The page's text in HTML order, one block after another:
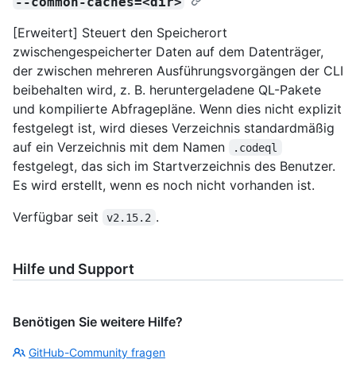
[Erweitert] Steuert den Speicherort
zwischengespeicherter Daten auf dem Datenträger,
der zwischen mehreren Ausführungsvorgängen der CLI
beibehalten wird, z. B. heruntergeladene QL-Pakete
und kompilierte Abfragepläne. Wenn dies nicht explizit
festgelegt ist, wird dieses Verzeichnis standardmäßig
auf ein Verzeichnis mit dem Namen
.codeql
festgelegt, das sich im Startverzeichnis des Benutzer.
Es wird erstellt, wenn es noch nicht vorhanden ist.
Verfügbar seit
v2.15.2 .
Hilfe und Support
Benötigen Sie weitere Hilfe?
GitHub-Community fragen